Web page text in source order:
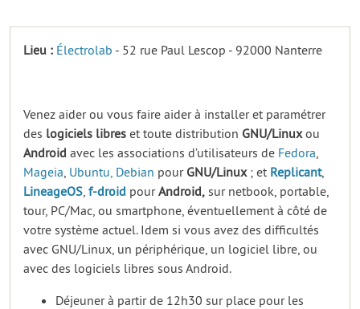
Lieu : Électrolab - 52 rue Paul Lescop - 92000 Nanterre
Venez aider ou vous faire aider à installer et paramétrer
des logiciels libres et toute distribution GNU/Linuxou
Android avec les associations d’utilisateurs de Fedora,
Mageia, Ubuntu, Debian pour GNU/Linux; et Replicant,
LineageOS, f-droid pourAndroid, sur netbook, portable,
tour, PC/Mac, ou smartphone, éventuellement à côté de
votre système actuel. Idem si vous avez des difficultés
avec GNU/Linux, un périphérique, un logiciel libre, ou
avec des logiciels libres sous Android.
Déjeuner à partir de 12h30 sur place pour les